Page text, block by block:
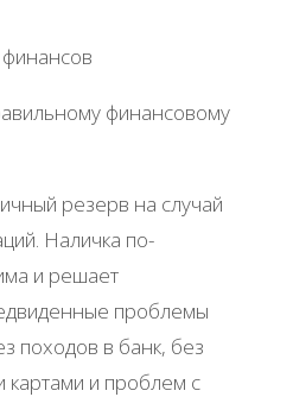
финансовому
резерв на случай
Наличка по-
и решает
проблемы
походов в банк, без
картами и проблем с